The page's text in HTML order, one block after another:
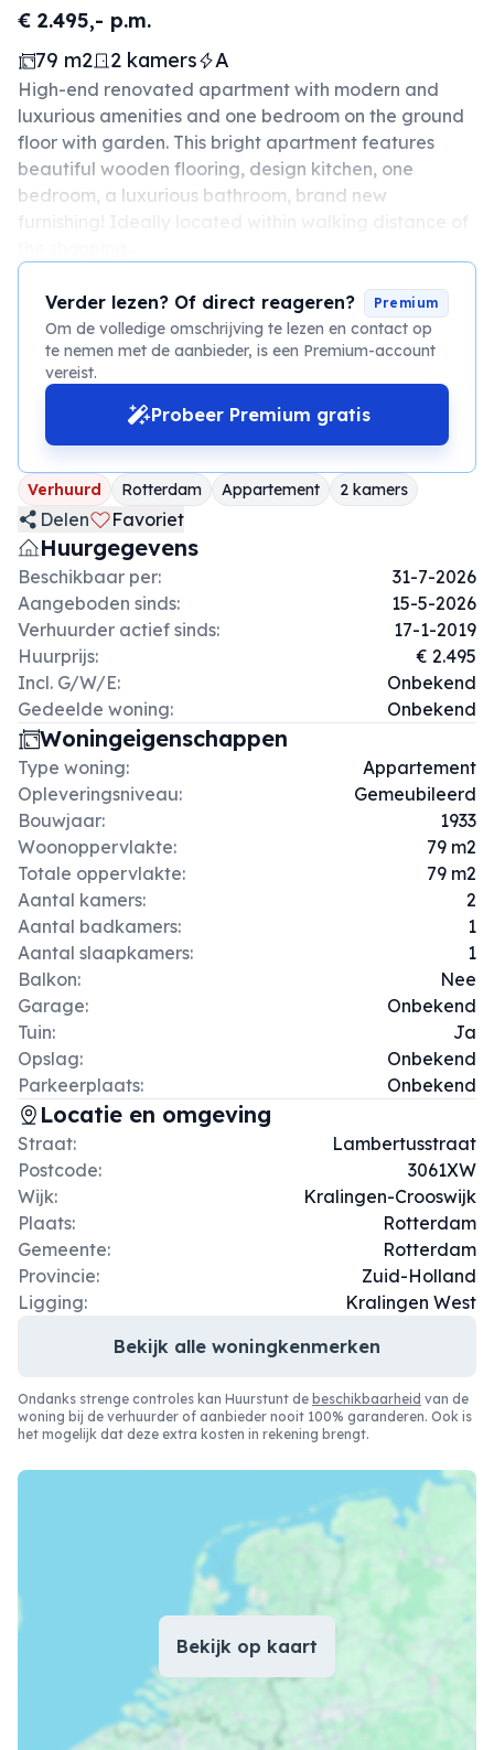
€ 2.495,- p.m.
79 m2
2 kamers A
High-end renovated apartment with modern and
luxurious amenities and one bedroom on the ground
floor with garden. This bright apartment features
beautiful wooden flooring, design kitchen, one
bedroom, a luxurious bathroom, brand new
Verder lezen? Of direct reageren? Premium
Om de volledige omschrijving te lezen en contact op
te nemen met de aanbieder, is een Premium-account
vereist.
Probeer Premium gratis
Verhuurd Rotterdam Appartement 2 kamers
Delen Favoriet
Huurgegevens
Beschikbaar per:
31-7-2026
Aangeboden sinds:
15-5-2026
Verhuurder actief sinds:
17-1-2019
Huurprijs:
€ 2.495
Incl. G/W/E:
Onbekend
Gedeelde woning:
Onbekend
Woningeigenschappen
Type woning:
Appartement
Opleveringsniveau:
Gemeubileerd
Bouwjaar:
1933
Woonoppervlakte:
79 m2
Totale oppervlakte:
79 m2
Aantal kamers:
2
Aantal badkamers:
1
Aantal slaapkamers:
1
Balkon:
Nee
Garage:
Onbekend
Tuin:
Ja
Opslag:
Onbekend
Parkeerplaats:
Onbekend
Locatie en omgeving
Straat:
Lambertusstraat
Postcode:
3061XW
Wijk:
Kralingen-Crooswijk
Plaats:
Rotterdam
Gemeente:
Rotterdam
Provincie:
Zuid-Holland
Ligging:
Kralingen West
Bekijk alle woningkenmerken
Ondanks strenge controles kan Huurstunt de beschikbaarheid van de
woning bij de verhuurder of aanbieder nooit 100% garanderen. Ook is
het mogelijk dat deze extra kosten in rekening brengt.
Bekijk op kaart